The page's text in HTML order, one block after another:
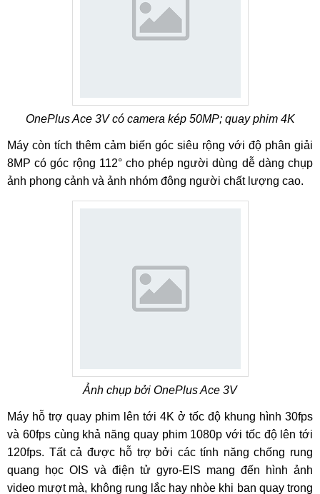
OnePlus Ace 3V có camera kép 50MP; quay phim 4K
Máy còn tích thêm cảm biến góc siêu rộng với độ phân giải
8MP có góc rộng 112° cho phép người dùng dễ dàng chụp
ảnh phong cảnh và ảnh nhóm đông người chất lượng cao.
Ảnh chụp bởi OnePlus Ace 3V
Máy hỗ trợ quay phim lên tới 4K ở tốc độ khung hình 30fps
và 60fps cùng khả năng quay phim 1080p với tốc độ lên tới
120fps. Tất cả được hỗ trợ bởi các tính năng chống rung
quang học OIS và điện tử gyro-EIS mang đến hình ảnh
video mượt mà, không rung lắc hay nhòe khi ban quay trong